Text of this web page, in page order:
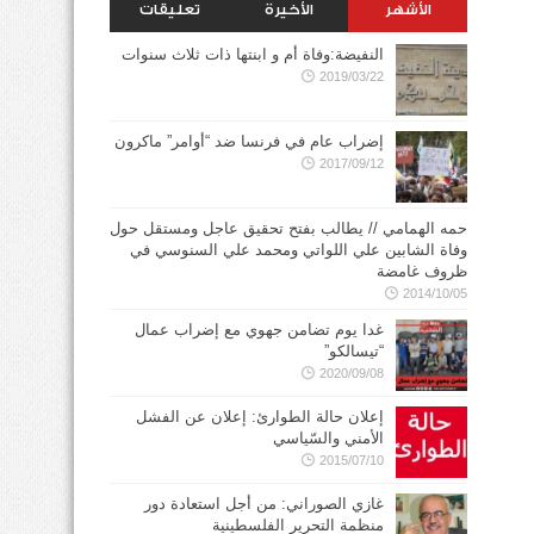
الأشهر الأخيرة تعليقات
النفيضة:وفاة أم و ابنتها ذات ثلاث سنوات
2019/03/22
إضراب عام في فرنسا ضد “أوامر” ماكرون
2017/09/12
حمه الهمامي // يطالب بفتح تحقيق عاجل ومستقل حول
وفاة الشابين علي اللواتي ومحمد علي السنوسي في
ظروف غامضة
2014/10/05
غدا يوم تضامن جهوي مع إضراب عمال
“تيسالكو”
2020/09/08
إعلان حالة الطوارئ: إعلان عن الفشل
الأمني والسّياسي
2015/07/10
غازي الصوراني: من أجل استعادة دور
منظمة التحرير الفلسطينية